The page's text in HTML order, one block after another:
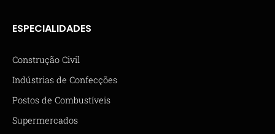
ESPECIALIDADES
Construção Civil
Indústrias de Confecções
Postos de Combustíveis
Supermercados